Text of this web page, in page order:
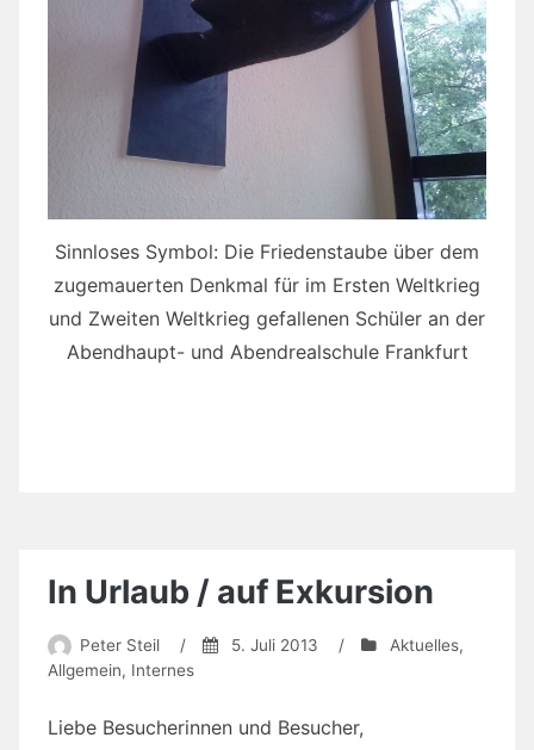
Sinnloses Symbol: Die Friedenstaube über dem
zugemauerten Denkmal für im Ersten Weltkrieg
und Zweiten Weltkrieg gefallenen Schüler an der
Abendhaupt- und Abendrealschule Frankfurt
In Urlaub / auf Exkursion
Peter Steil / 5. Juli 2013 / Aktuelles,
Allgemein, Internes
Liebe Besucherinnen und Besucher,